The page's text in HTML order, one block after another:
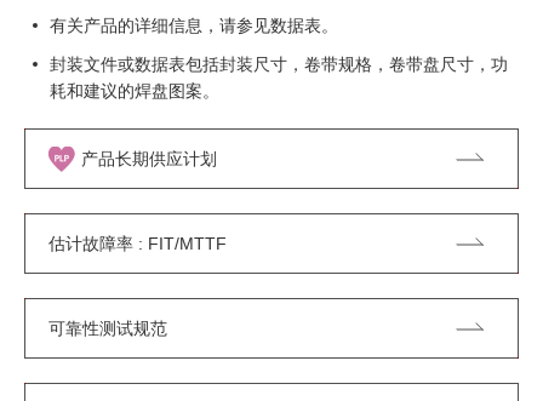
有关产品的详细信息，请参见数据表。
封装文件或数据表包括封装尺寸，卷带规格，卷带盘尺寸，功
耗和建议的焊盘图案。
产品长期供应计划
估计故障率 : FIT/MTTF
可靠性测试规范